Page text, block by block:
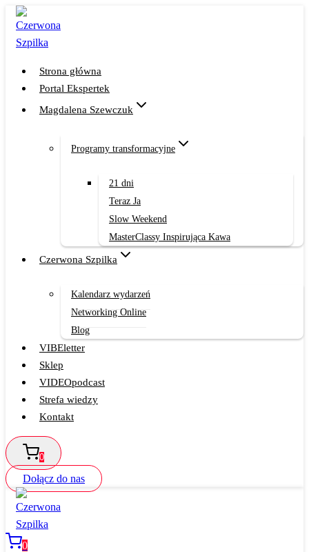
Przejdź
treści
Strona główna
Portal Ekspertek
Magdalena Szewczuk
Programy transformacyjne
21 dni
Teraz Ja
Slow Weekend
MasterClassy Inspirująca Kawa
Czerwona Szpilka
Kalendarz wydarzeń
Networking Online
Blog
VIBEletter
Sklep
VIDEOpodcast
Strefa wiedzy
Kontakt
0
Dołącz do nas
0